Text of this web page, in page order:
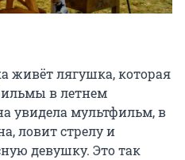
живёт лягушка, которая
в летнем
увидела мультфильм, в
ловит стрелу и
девушку. Это так